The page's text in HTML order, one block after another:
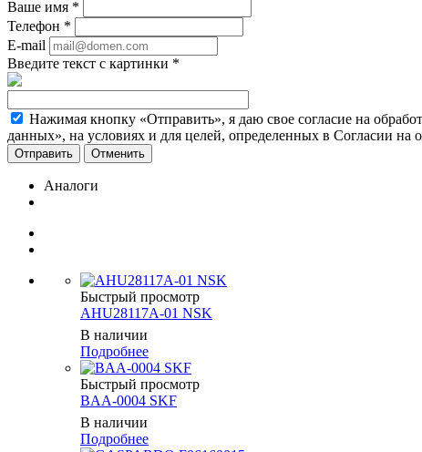
Ваше имя *
Телефон *
E-mail
Введите текст с картинки *
Нажимая кнопку «Отправить», я даю свое согласие на
данных», на условиях и для целей, определенных в Согласии на
Отменить
Аналоги
Быстрый просмотр
AHU28117A-01 NSK
В наличии
Подробнее
Быстрый просмотр
BAA-0004 SKF
В наличии
Подробнее